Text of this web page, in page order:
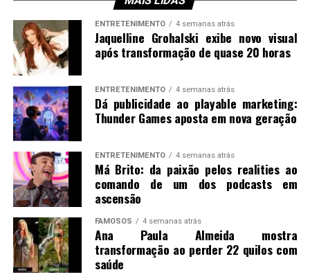
ENTRETENIMENTO 4 semanas atrás
Jaquelline Grohalski exibe novo visual
após transformação de quase 20 horas
ENTRETENIMENTO 4 semanas atrás
Dá publicidade ao playable marketing:
Thunder Games aposta em nova geração
ENTRETENIMENTO 4 semanas atrás
Má Brito: da paixão pelos realities ao
comando de um dos podcasts em
ascensão
FAMOSOS 4 semanas atrás
Ana Paula Almeida mostra
transformação ao perder 22 quilos com
saúde